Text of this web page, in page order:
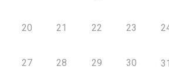
20 21 22 23
27 28 29 30 31